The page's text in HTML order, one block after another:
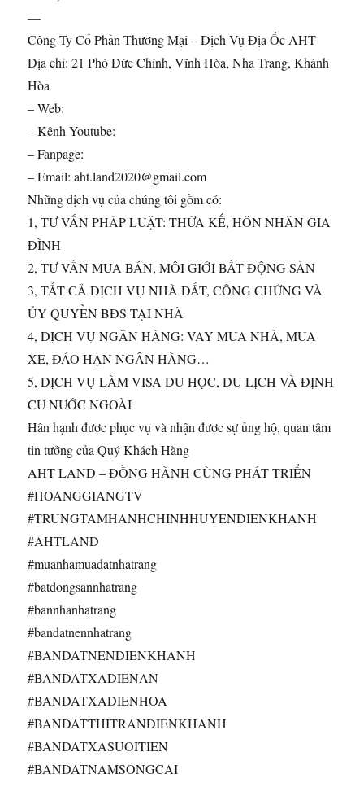
—
Công Ty Cổ Phần Thương Mại – Dịch Vụ Địa Ốc AHT
Địa chỉ: 21 Phó Đức Chính, Vĩnh Hòa, Nha Trang, Khánh
Hòa
– Web:
– Kênh Youtube:
– Fanpage:
– Email: aht.land2020@gmail.com
Những dịch vụ của chúng tôi gồm có:
1, TƯ VẤN PHÁP LUẬT: THỪA KẾ, HÔN NHÂN GIA
ĐÌNH
2, TƯ VẤN MUA BÁN, MÔI GIỚI BẤT ĐỘNG SẢN
3, TẤT CẢ DỊCH VỤ NHÀ ĐẤT, CÔNG CHỨNG VÀ
ỦY QUYỀN BĐS TẠI NHÀ
4, DỊCH VỤ NGÂN HÀNG: VAY MUA NHÀ, MUA
XE, ĐÁO HẠN NGÂN HÀNG…
5, DỊCH VỤ LÀM VISA DU HỌC, DU LỊCH VÀ ĐỊNH
CƯ NƯỚC NGOÀI
Hân hạnh được phục vụ và nhận được sự ủng hộ, quan tâm
tin tưởng của Quý Khách Hàng
AHT LAND – ĐỒNG HÀNH CÙNG PHÁT TRIỂN
#HOANGGIANGTV
#TRUNGTAMHANHCHINHHUYENDIENKHANH
#AHTLAND
#muanhamuadatnhatrang
#batdongsannhatrang
#bannhanhatrang
#bandatnennhatrang
#BANDATNENDIENKHANH
#BANDATXADIENAN
#BANDATXADIENHOA
#BANDATTHITRANDIENKHANH
#BANDATXASUOITIEN
#BANDATNAMSONGCAI